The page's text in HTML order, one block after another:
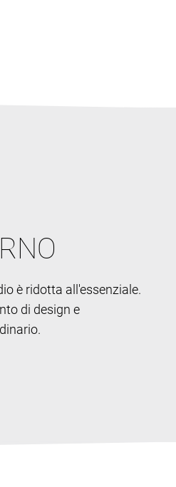
è ridotta all'essenziale.
di design e